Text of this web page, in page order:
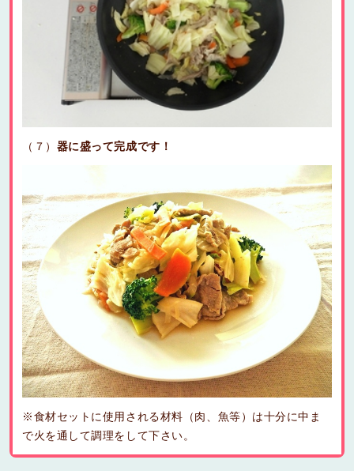
（７） 器に盛って完成です！
※食材セットに使用される材料（肉、魚等）は十分に中ま
で火を通して調理をして下さい。